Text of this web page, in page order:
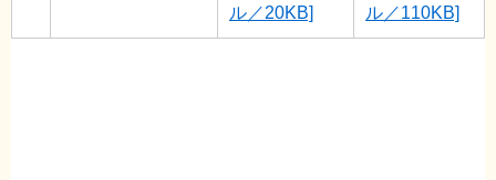
ル／20KB]
ル／110KB]